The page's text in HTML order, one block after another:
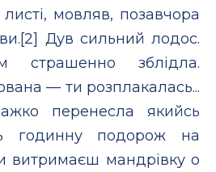
мовляв, позавчора
Дув сильний лодос.
зблідла.
— ти розплакалась...
перенесла якийсь
годинну подорож на
витримаєш мандрівку о